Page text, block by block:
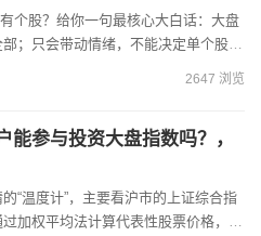
；只会带动情绪，不能决定单个股票
80%个股会跟着跌，属于情绪...
2647 浏览
参与投资大盘指数吗？，
“温度计”，主要看沪市的‌上证综合指
加权平均法计算代表性股票价格，帮